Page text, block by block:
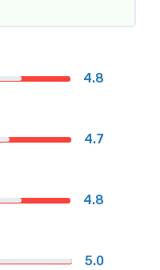
4.8
4.7
4.8
5.0